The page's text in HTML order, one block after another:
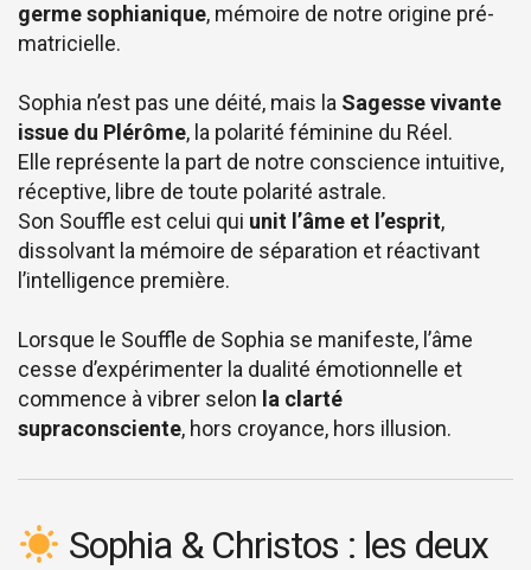
germe sophianique, mémoire de notre origine pré-
matricielle.
Sophia n’est pas une déité, mais la Sagesse vivante
issue du Plérôme, la polarité féminine du Réel.
Elle représente la part de notre conscience intuitive,
réceptive, libre de toute polarité astrale.
Son Souffle est celui qui unit l’âme et l’esprit,
dissolvant la mémoire de séparation et réactivant
l’intelligence première.
Lorsque le Souffle de Sophia se manifeste, l’âme
cesse d’expérimenter la dualité émotionnelle et
commence à vibrer selon la clarté
supraconsciente, hors croyance, hors illusion.
Sophia & Christos : les deux